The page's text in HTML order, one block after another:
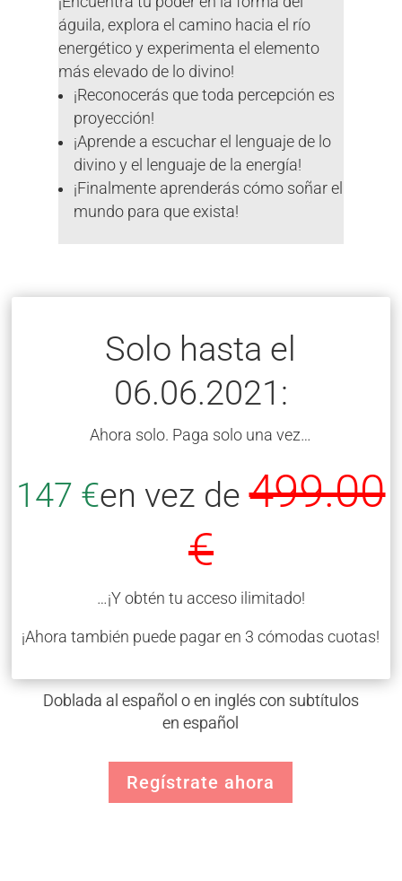
águila, explora el camino hacia el río
energético y experimenta el elemento
más elevado de lo divino!
¡Reconocerás que toda percepción es
proyección!
¡Aprende a escuchar el lenguaje de lo
divino y el lenguaje de la energía!
¡Finalmente aprenderás cómo soñar el
mundo para que exista!
Solo hasta el
06.06.2021:
Ahora solo. Paga solo una vez…
147 €en vez de499.00
€
…¡Y obtén tu acceso ilimitado!
¡Ahora también puede pagar en 3 cómodas cuotas!
Doblada al español o en inglés con subtítulos
en español
Regístrate ahora